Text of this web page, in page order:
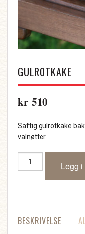
GULROTKAKE
kr 510
Saftig gulrotkake
valnøtter.
Gulrotkake
antall
Legg
BESKRIVELSE